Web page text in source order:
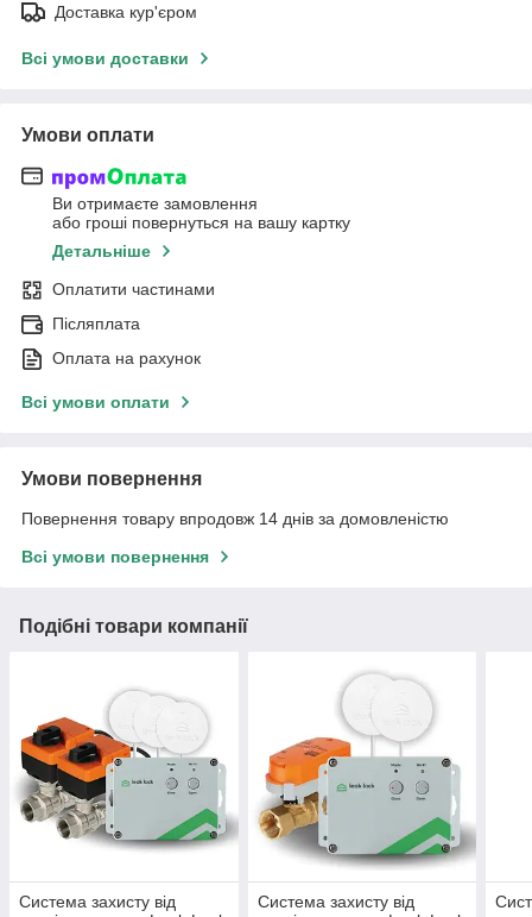
Доставка кур'єром
Всі умови доставки
Умови оплати
Ви отримаєте замовлення
або гроші повернуться на вашу картку
Детальніше
Оплатити частинами
Післяплата
Оплата на рахунок
Всі умови оплати
Умови повернення
Повернення товару впродовж 14 днів за домовленістю
Всі умови повернення
Подібні товари компанії
Система захисту від
Система захисту від